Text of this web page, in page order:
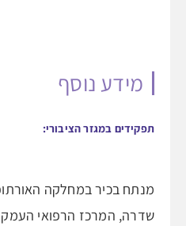
מידע נוסף
תפקידים במגזר הציבורי:
מנתח בכיר במחלקה
שדרה, המרכז הרפואי